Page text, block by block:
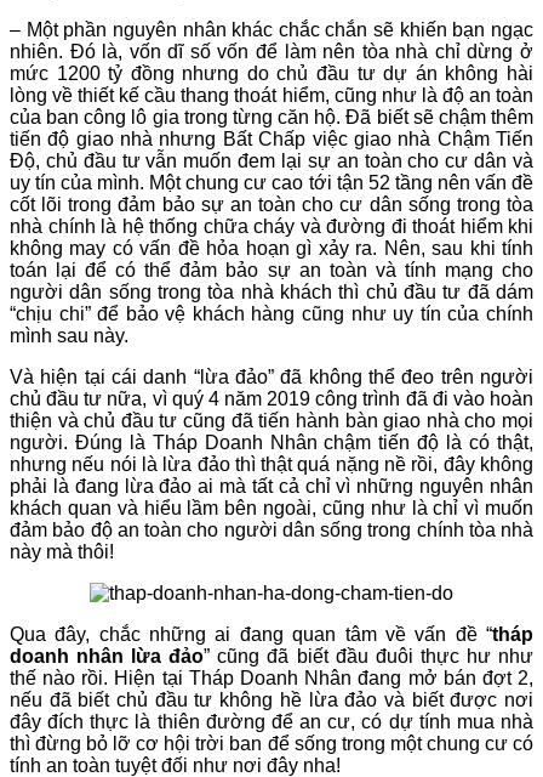
– Một phần nguyên nhân khác chắc chắn sẽ khiến bạn ngạc
nhiên. Đó là, vốn dĩ số vốn để làm nên tòa nhà chỉ dừng ở
mức 1200 tỷ đồng nhưng do chủ đầu tư dự án không hài
lòng về thiết kế cầu thang thoát hiểm, cũng như là độ an toàn
của ban công lô gia trong từng căn hộ. Đã biết sẽ chậm thêm
tiến độ giao nhà nhưng Bất Chấp việc giao nhà Chậm Tiến
Độ, chủ đầu tư vẫn muốn đem lại sự an toàn cho cư dân và
uy tín của mình. Một chung cư cao tới tận 52 tầng nên vấn đề
cốt lõi trong đảm bảo sự an toàn cho cư dân sống trong tòa
nhà chính là hệ thống chữa cháy và đường đi thoát hiểm khi
không may có vấn đề hỏa hoạn gì xảy ra. Nên, sau khi tính
toán lại để có thể đảm bảo sự an toàn và tính mạng cho
người dân sống trong tòa nhà khách thì chủ đầu tư đã dám
“chịu chi” để bảo vệ khách hàng cũng như uy tín của chính
mình sau này.
Và hiện tại cái danh “lừa đảo” đã không thể đeo trên người
chủ đầu tư nữa, vì quý 4 năm 2019 công trình đã đi vào hoàn
thiện và chủ đầu tư cũng đã tiến hành bàn giao nhà cho mọi
người. Đúng là Tháp Doanh Nhân chậm tiến độ là có thật,
nhưng nếu nói là lừa đảo thì thật quá nặng nề rồi, đây không
phải là đang lừa đảo ai mà tất cả chỉ vì những nguyên nhân
khách quan và hiểu lầm bên ngoài, cũng như là chỉ vì muốn
đảm bảo độ an toàn cho người dân sống trong chính tòa nhà
này mà thôi!
Qua đây, chắc những ai đang quan tâm về vấn đề “tháp
doanh nhân lừa đảo” cũng đã biết đầu đuôi thực hư như
thế nào rồi. Hiện tại Tháp Doanh Nhân đang mở bán đợt 2,
nếu đã biết chủ đầu tư không hề lừa đảo và biết được nơi
đây đích thực là thiên đường để an cư, có dự tính mua nhà
thì đừng bỏ lỡ cơ hội trời ban để sống trong một chung cư có
tính an toàn tuyệt đối như nơi đây nha!